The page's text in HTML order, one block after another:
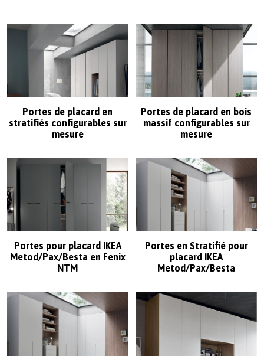
paragraphes
Portes de placard en
stratifiés configurables sur
mesure
Portes de placard en bois
massif configurables sur
mesure
Portes pour placard IKEA
Metod/Pax/Besta en Fenix
NTM
Portes en Stratifié pour
placard IKEA
Metod/Pax/Besta